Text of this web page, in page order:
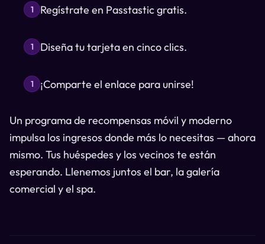
1 Regístrate en Passtastic gratis.
1 Diseña tu tarjeta en cinco clics.
1 ¡Comparte el enlace para unirse!
Un programa de recompensas móvil y moderno
impulsa los ingresos donde más lo necesitas — ahora
mismo. Tus huéspedes y los vecinos te están
esperando. Llenemos juntos el bar, la galería
comercial y el spa.